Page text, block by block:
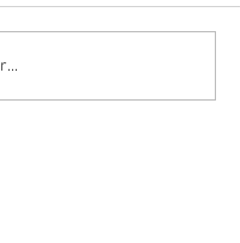
memilih tipe flow